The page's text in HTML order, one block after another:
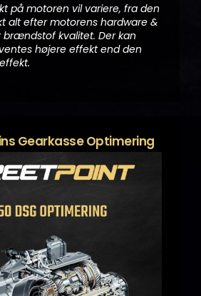
på motoren vil variere, fra den
alt efter motorens hardware &
kvalitet. Der kan
højere effekt end den
Gearkasse Optimering